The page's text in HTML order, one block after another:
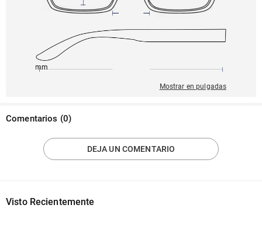
145mm
Mostrar en pulgadas
Comentarios (0)
DEJA UN COMENTARIO
Visto Recientemente